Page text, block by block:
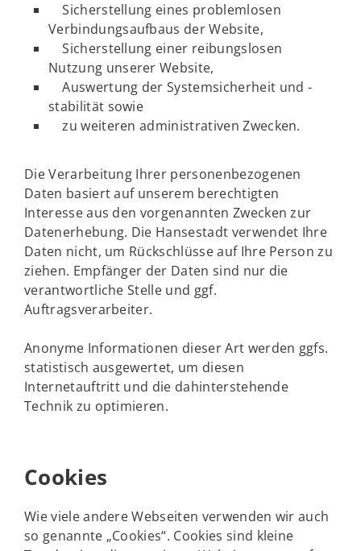
Sicherstellung eines problemlosen
Verbindungsaufbaus der Website,
Sicherstellung einer reibungslosen
Nutzung unserer Website,
Auswertung der Systemsicherheit und -
stabilität sowie
zu weiteren administrativen Zwecken.
Die Verarbeitung Ihrer personenbezogenen
Daten basiert auf unserem berechtigten
Interesse aus den vorgenannten Zwecken zur
Datenerhebung. Die Hansestadt verwendet Ihre
Daten nicht, um Rückschlüsse auf Ihre Person zu
ziehen. Empfänger der Daten sind nur die
verantwortliche Stelle und ggf.
Auftragsverarbeiter.
Anonyme Informationen dieser Art werden ggfs.
statistisch ausgewertet, um diesen
Internetauftritt und die dahinterstehende
Technik zu optimieren.
Cookies
Wie viele andere Webseiten verwenden wir auch
so genannte „Cookies“. Cookies sind kleine